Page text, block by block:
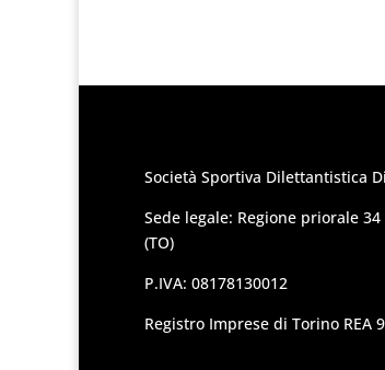
Società Sportiva Dilettantistica
Sede legale: Regione priorale 34
(TO)
P.IVA: 08178130012
Registro Imprese di Torino REA